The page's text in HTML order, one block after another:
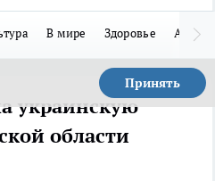
В мире Здоровье Авто
Принять
украинскую
области